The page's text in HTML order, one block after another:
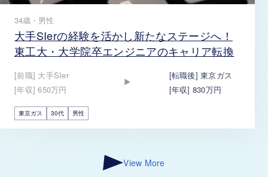
34歳・男性
大手SIerの経験を活かし新たなステージへ！
東工大・大学院卒エンジニアのキャリア転換
[前職] 大手SIer
[年収] 650万円
[転職後] 東京ガス
[年収] 830万円
東京ガス 30代 男性
View More